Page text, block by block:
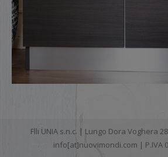
Flli UNIA s.n.c. | Lungo Dora Voghera
info[at]nuovimondi.com | P.IVA